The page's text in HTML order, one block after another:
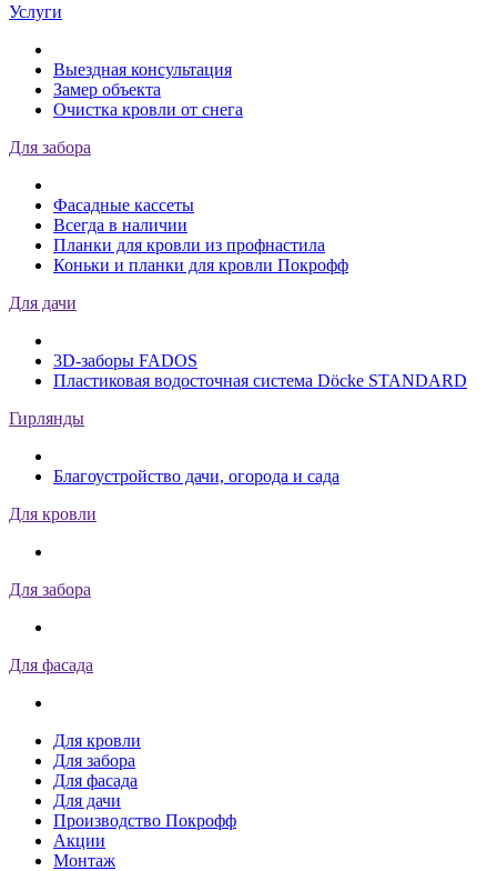
Услуги
Выездная консультация
Замер объекта
Очистка кровли от снега
Для забора
Фасадные кассеты
Всегда в наличии
Планки для кровли из профнастила
Коньки и планки для кровли Покрофф
Для дачи
3D-заборы FADOS
Пластиковая водосточная система Döcke STANDARD
Гирлянды
Благоустройство дачи, огорода и сада
Для кровли
Для забора
Для фасада
Для кровли
Для забора
Для фасада
Для дачи
Производство Покрофф
Акции
Монтаж